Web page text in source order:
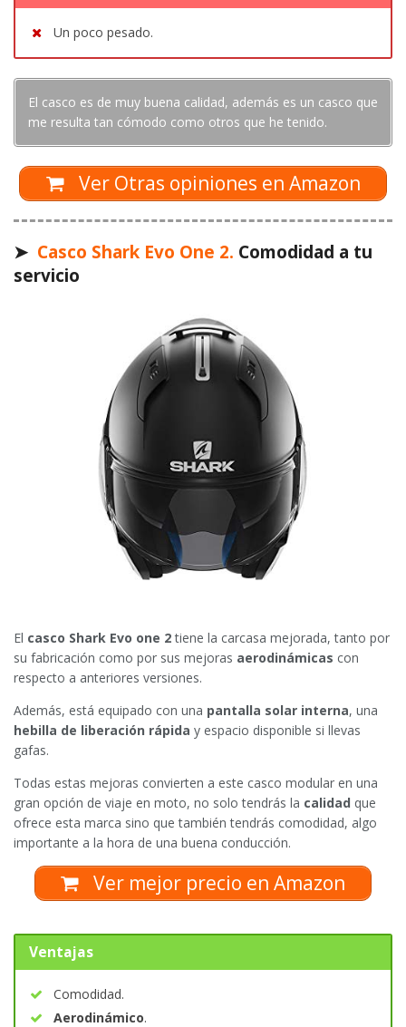
Un poco pesado.
El casco es de muy buena calidad, además es un casco que
me resulta tan cómodo como otros que he tenido.
Ver Otras opiniones en Amazon
➤ Casco Shark Evo One 2. Comodidad a tu
servicio
El casco Shark Evo one 2tiene la carcasa mejorada, tanto por
su fabricación como por sus mejoras aerodinámicas con
respecto a anteriores versiones.
Además, está equipado con una pantalla solar interna, una
hebilla de liberación rápida y espacio disponible si llevas
gafas.
Todas estas mejoras convierten a este casco modular en una
gran opción de viaje en moto, no solo tendrás la calidad que
ofrece esta marca sino que también tendrás comodidad, algo
importante a la hora de una buena conducción.
Ver mejor precio en Amazon
Ventajas
Comodidad.
Aerodinámico.